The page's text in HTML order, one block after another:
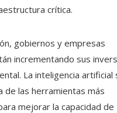
crítica.
gobiernos y empresas
incrementando sus
La inteligencia artificial
de las herramientas más
mejorar la capacidad de